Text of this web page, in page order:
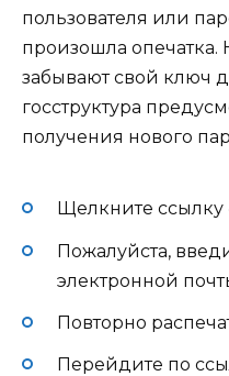
пользователя или
произошла опечатка.
забывают свой ключ
госструктура
получения нового
Щелкните ссылку
Пожалуйста,
электронной
Повторно
Перейдите по